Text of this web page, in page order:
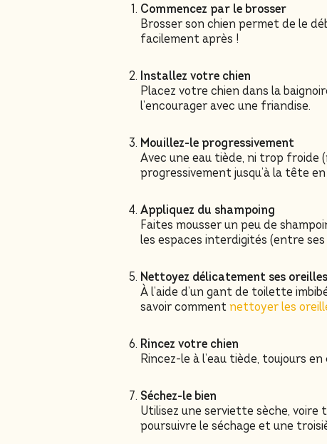
Commencez par le brosser
Brosser son chien permet de le
facilement après !
Installez votre chien
Placez votre chien dans la
l’encourager avec une friandise.
Mouillez-le progressivement
Avec une eau tiède, ni trop froide
progressivement jusqu’à la tête
Appliquez du shampoing
Faites mousser un peu de
les espaces interdigités (entre ses
Nettoyez délicatement ses oreilles
À l’aide d’un gant de toilette
savoir commentnettoyer les
Rincez votre chien
Rincez-le à l’eau tiède, toujours
Séchez-le bien
Utilisez une serviette sèche, voire
poursuivre le séchage et une